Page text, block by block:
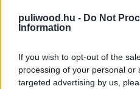
puliwood.hu - Do Not
Information
If you wish to opt-out of the
processing of your personal or
targeted advertising by us,
megcsappanni látszott a